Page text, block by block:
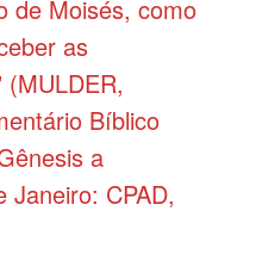
de Moisés, como
as
(MULDER,
Bíblico
a
Janeiro: CPAD,